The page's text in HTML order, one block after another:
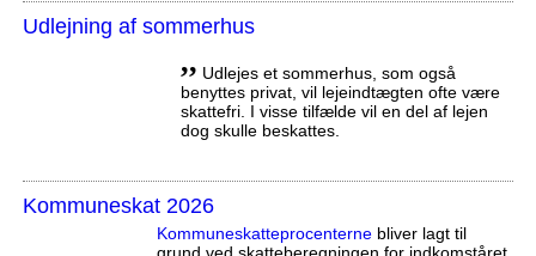
Udlejning af sommerhus
,, Udlejes et sommerhus, som også
benyttes privat, vil lejeindtægten ofte være
skattefri. I visse tilfælde vil en del af lejen
dog skulle beskattes.
Kommuneskat 2026
Kommuneskatte­procenternebliver lagt til